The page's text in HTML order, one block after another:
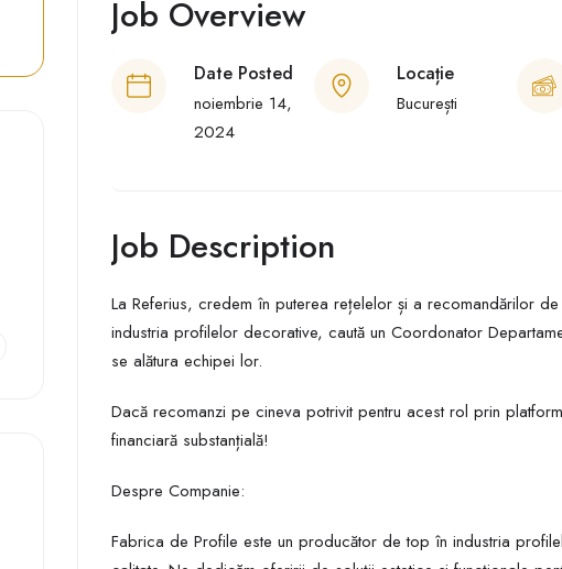
Job Overview
Date Posted
noiembrie 14,
2024
Locație
București
Job Description
La Referius, credem în puterea rețelelor și a recomandărilor
industria profilelor decorative, caută un Coordonator
se alătura echipei lor.
Dacă recomanzi pe cineva potrivit pentru acest rol prin
financiară substanțială!
Despre Companie:
Fabrica de Profile este un producător de top în industria